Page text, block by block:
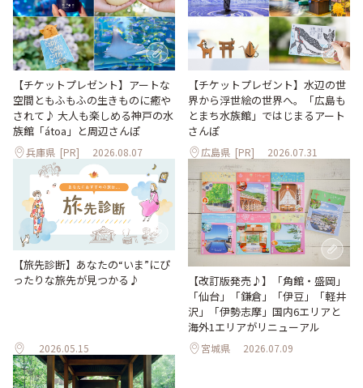
【チケットプレゼント】アートな
空間ともふもふの生きものに癒や
されて♪ 大人も楽しめる神戸の水
族館「átoa」と周辺さんぽ
兵庫県 [PR] 2026.08.07
【チケットプレゼント】水辺の世
界から浮世絵の世界へ。「広島も
とまち水族館」ではじまるアート
さんぽ
広島県 [PR] 2026.07.31
【旅先診断】あなたの“いま”にぴ
ったりな旅先が見つかる♪
2026.05.15
【改訂版発売♪】「角館・盛岡」
「仙台」「鎌倉」「伊豆」「軽井
沢」「伊勢志摩」国内6エリアと
海外1エリアがリニューアル
宮城県 2026.07.09